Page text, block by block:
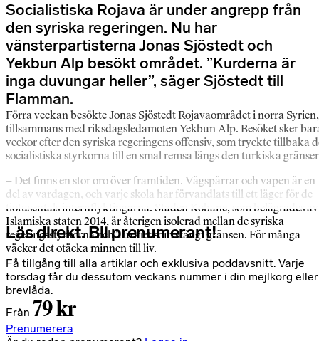
Socialistiska Rojava är under angrepp från
den syriska regeringen. Nu har
vänsterpartisterna Jonas Sjöstedt och
Yekbun Alp besökt området. ”Kurderna är
inga duvungar heller”, säger Sjöstedt till
Flamman.
Förra veckan besökte Jonas Sjöstedt Rojavaområdet i norra Syrien,
tillsammans med riksdagsledamoten Yekbun Alp. Besöket sker
veckor efter den syriska regeringens offensiv, som tryckte tillbaka
socialistiska styrkorna till en smal remsa längs den turkiska
– Det finns en stor oro över framtiden. Vägspärrar och vapen är en
del av vardagen, och varje skola har förvandlats till ett läger för de
tiotusentals internflyktingarna. Staden Kobane, som belägrades av
Islamiska staten 2014, är återigen isolerad mellan de syriska
regeringsstyrkorna och Turkiet som stängt gränsen. För många
väcker det otäcka minnen till liv.
Läs direkt. Bli prenumerant!
Få tillgång till alla artiklar och exklusiva poddavsnitt. Varje
torsdag får du dessutom veckans nummer i din mejlkorg eller
brevlåda.
Från 79 kr
Prenumerera